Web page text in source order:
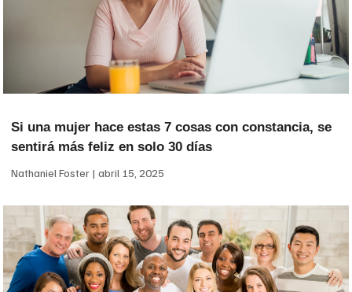
Si una mujer hace estas 7 cosas con constancia, se
sentirá más feliz en solo 30 días
Nathaniel Foster abril 15, 2025